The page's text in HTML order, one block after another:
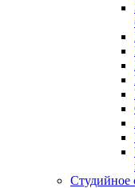
Студийное